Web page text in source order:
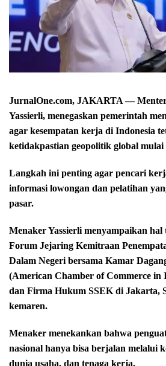
JurnalOne.com, JAKARTA —
Yassierli, menegaskan pemerintah
agar kesempatan kerja di Indonesia
ketidakpastian geopolitik global
Langkah ini penting agar pencari
informasi lowongan dan pelatihan
pasar.
Menaker Yassierli menyampaikan hal
Forum Jejaring Kemitraan
Dalam Negeri bersama Kamar
(American Chamber of Commerce in
dan Firma Hukum SSEK di Jakarta,
kemaren.
Menaker menekankan bahwa
nasional hanya bisa berjalan melalui
dunia usaha, dan tenaga kerja.